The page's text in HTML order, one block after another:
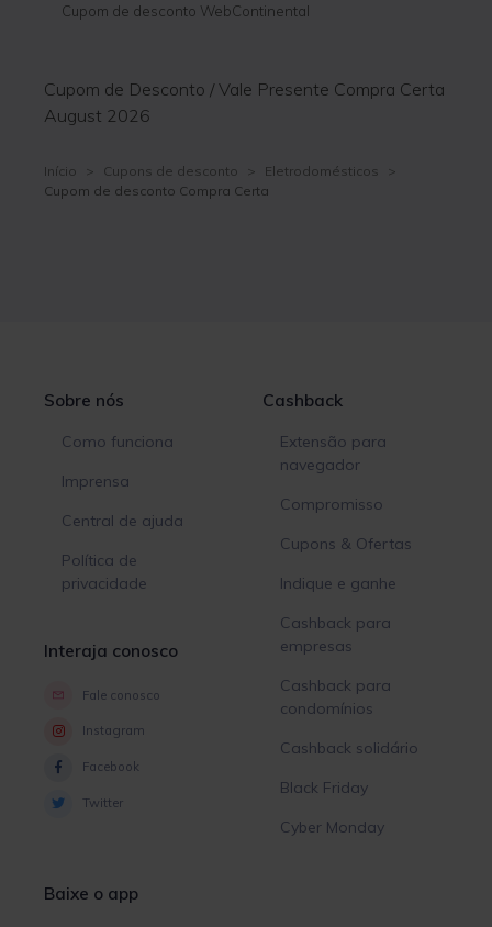
Cupom de desconto WebContinental
Cupom de Desconto / Vale Presente Compra Certa
August 2026
Início > Cupons de desconto > Eletrodomésticos
>
Cupom de desconto Compra Certa
Sobre nós
Como funciona
Imprensa
Central de ajuda
Política de
privacidade
Interaja conosco
Fale conosco
Instagram
Facebook
Twitter
Cashback
Extensão para
navegador
Compromisso
Cupons & Ofertas
Indique e ganhe
Cashback para
empresas
Cashback para
condomínios
Cashback solidário
Black Friday
Cyber Monday
Baixe o app